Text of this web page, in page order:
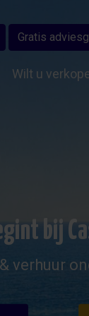
Gratis
Wilt u
bij
verhuur